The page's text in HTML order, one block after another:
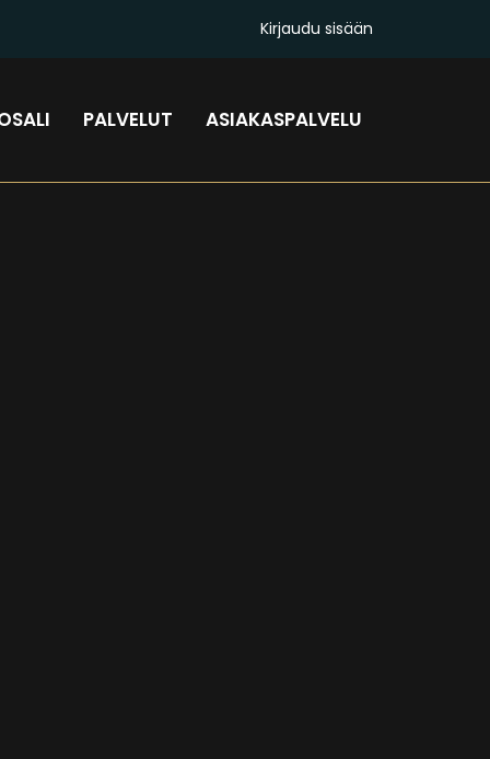
Kirjaudu sisään
PALVELUT ASIAKASPALVELU